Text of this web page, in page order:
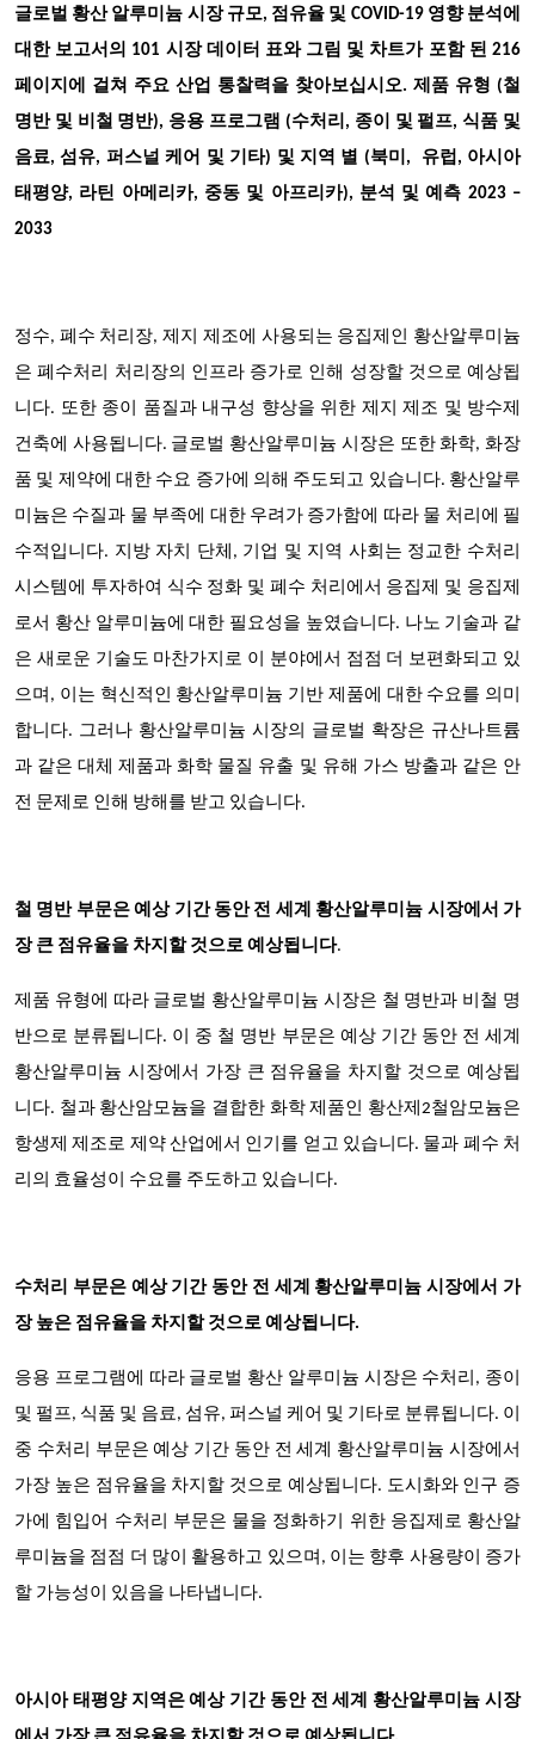
글로벌 황산 알루미늄 시장 규모, 점유율 및 COVID-19 영향 분석에
대한 보고서의 101 시장 데이터 표와 그림 및 차트가 포함 된 216
페이지에 걸쳐 주요 산업 통찰력을 찾아보십시오. 제품 유형 (철
명반 및 비철 명반), 응용 프로그램 (수처리, 종이 및 펄프, 식품 및
음료, 섬유, 퍼스널 케어 및 기타) 및 지역 별 (북미, 유럽, 아시아
태평양, 라틴 아메리카, 중동 및 아프리카), 분석 및 예측 2023 –
2033
정수, 폐수 처리장, 제지 제조에 사용되는 응집제인 황산알루미늄
은 폐수처리 처리장의 인프라 증가로 인해 성장할 것으로 예상됩
니다. 또한 종이 품질과 내구성 향상을 위한 제지 제조 및 방수제
건축에 사용됩니다. 글로벌 황산알루미늄 시장은 또한 화학, 화장
품 및 제약에 대한 수요 증가에 의해 주도되고 있습니다. 황산알루
미늄은 수질과 물 부족에 대한 우려가 증가함에 따라 물 처리에 필
수적입니다. 지방 자치 단체, 기업 및 지역 사회는 정교한 수처리
시스템에 투자하여 식수 정화 및 폐수 처리에서 응집제 및 응집제
로서 황산 알루미늄에 대한 필요성을 높였습니다. 나노 기술과 같
은 새로운 기술도 마찬가지로 이 분야에서 점점 더 보편화되고 있
으며, 이는 혁신적인 황산알루미늄 기반 제품에 대한 수요를 의미
합니다. 그러나 황산알루미늄 시장의 글로벌 확장은 규산나트륨
과 같은 대체 제품과 화학 물질 유출 및 유해 가스 방출과 같은 안
전 문제로 인해 방해를 받고 있습니다.
철 명반 부문은 예상 기간 동안 전 세계 황산알루미늄 시장에서 가
장 큰 점유율을 차지할 것으로 예상됩니다.
제품 유형에 따라 글로벌 황산알루미늄 시장은 철 명반과 비철 명
반으로 분류됩니다. 이 중 철 명반 부문은 예상 기간 동안 전 세계
황산알루미늄 시장에서 가장 큰 점유율을 차지할 것으로 예상됩
니다. 철과 황산암모늄을 결합한 화학 제품인 황산제2철암모늄은
항생제 제조로 제약 산업에서 인기를 얻고 있습니다. 물과 폐수 처
리의 효율성이 수요를 주도하고 있습니다.
수처리 부문은 예상 기간 동안 전 세계 황산알루미늄 시장에서 가
장 높은 점유율을 차지할 것으로 예상됩니다.
응용 프로그램에 따라 글로벌 황산 알루미늄 시장은 수처리, 종이
및 펄프, 식품 및 음료, 섬유, 퍼스널 케어 및 기타로 분류됩니다. 이
중 수처리 부문은 예상 기간 동안 전 세계 황산알루미늄 시장에서
가장 높은 점유율을 차지할 것으로 예상됩니다. 도시화와 인구 증
가에 힘입어 수처리 부문은 물을 정화하기 위한 응집제로 황산알
루미늄을 점점 더 많이 활용하고 있으며, 이는 향후 사용량이 증가
할 가능성이 있음을 나타냅니다.
아시아 태평양 지역은 예상 기간 동안 전 세계 황산알루미늄 시장